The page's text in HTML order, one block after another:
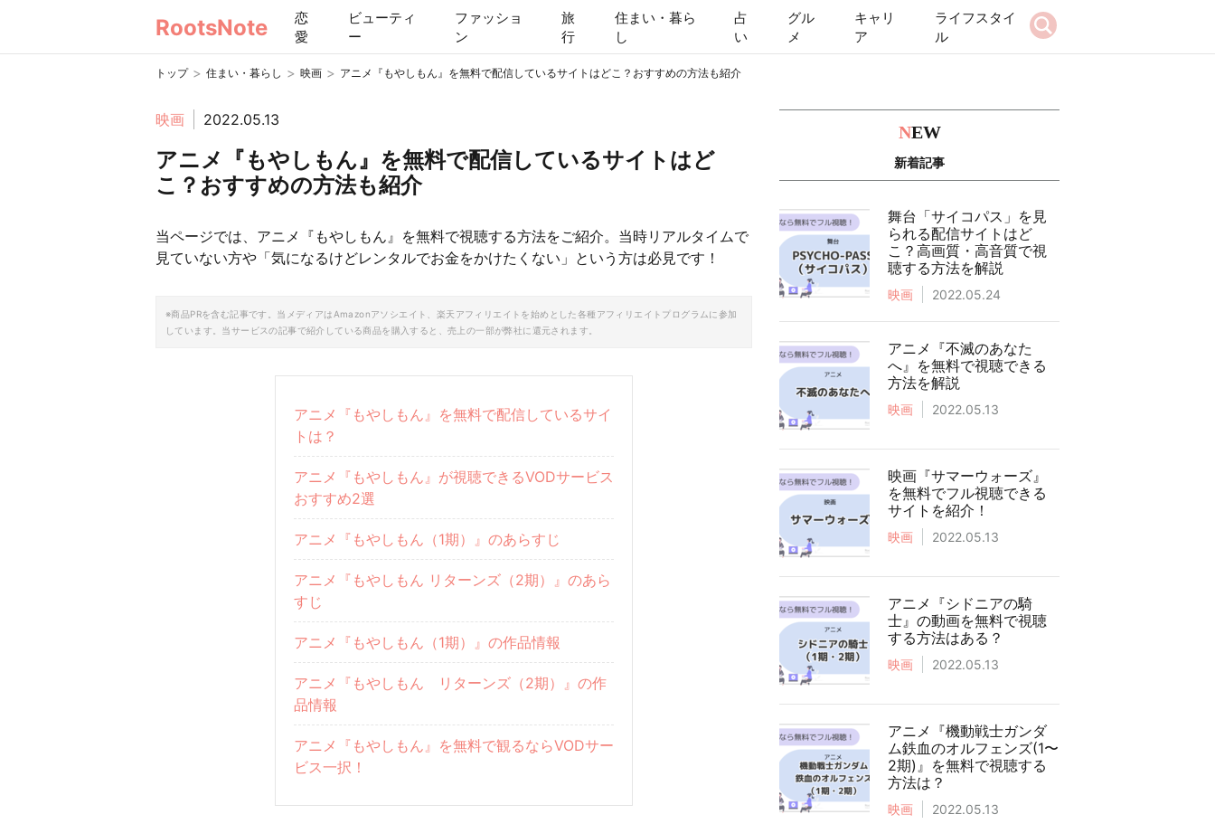
RootsNote
恋
愛
ビューティ
ー
ファッショ
ン
旅
行
住まい・暮ら
し
占
い
グル
メ
キャリ
ア
ライフスタイ
ル
トップ > 住まい・暮らし > 映画 > アニメ『もやしもん』を無料で配信しているサイトはどこ？おすすめの方法も紹介
映画 2022.05.13
アニメ『もやしもん』を無料で配信しているサイトはど
こ？おすすめの方法も紹介
当ページでは、アニメ『もやしもん』を無料で視聴する方法をご紹介。当時リアルタイムで
見ていない方や「気になるけどレンタルでお金をかけたくない」という方は必見です！
※商品PRを含む記事です。当メディアはAmazonアソシエイト、楽天アフィリエイトを始めとした各種アフィリエイトプログラムに参加
しています。当サービスの記事で紹介している商品を購入すると、売上の一部が弊社に還元されます。
アニメ『もやしもん』を無料で配信しているサイ
トは？
アニメ『もやしもん』が視聴できるVODサービス
おすすめ2選
アニメ『もやしもん（1期）』のあらすじ
アニメ『もやしもん リターンズ（2期）』のあら
すじ
アニメ『もやしもん（1期）』の作品情報
アニメ『もやしもん リターンズ（2期）』の作
品情報
アニメ『もやしもん』を無料で観るならVODサー
ビス一択！
NEW
新着記事
舞台「サイコパス」を見
られる配信サイトはど
こ？高画質・高音質で視
聴する方法を解説
映画 2022.05.24
アニメ『不滅のあなた
へ』を無料で視聴できる
方法を解説
映画 2022.05.13
映画『サマーウォーズ』
を無料でフル視聴できる
サイトを紹介！
映画 2022.05.13
アニメ『シドニアの騎
士』の動画を無料で視聴
する方法はある？
映画 2022.05.13
アニメ『機動戦士ガンダ
ム鉄血のオルフェンズ(1〜
2期)』を無料で視聴する
方法は？
映画 2022.05.13